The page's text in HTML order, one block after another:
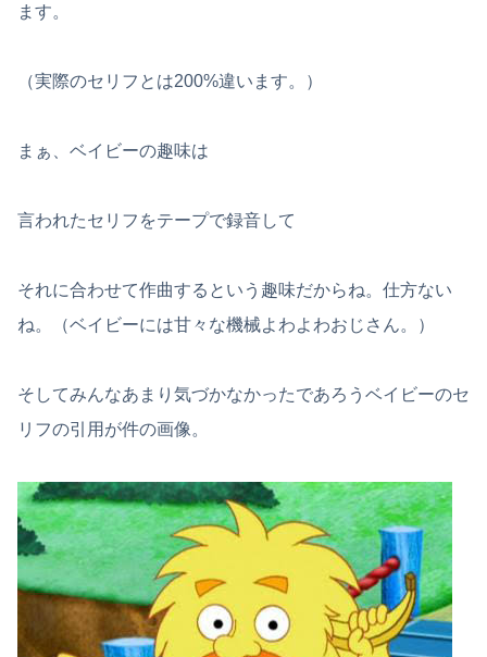
ます。
（実際のセリフとは200%違います。）
まぁ、ベイビーの趣味は
言われたセリフをテープで録音して
それに合わせて作曲するという趣味だからね。仕方ない
ね。（ベイビーには甘々な機械よわよわおじさん。）
そしてみんなあまり気づかなかったであろうベイビーのセ
リフの引用が件の画像。